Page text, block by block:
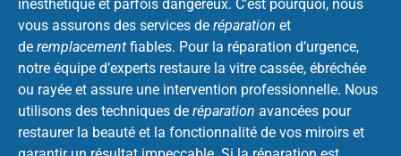
inesthétique et parfois dangereux. C’est pourquoi, nous
vous assurons des services de réparation et
de remplacement fiables. Pour la réparation d’urgence,
notre équipe d’experts restaure la vitre cassée, ébréchée
ou rayée et assure une intervention professionnelle. Nous
utilisons des techniques de réparation avancées pour
restaurer la beauté et la fonctionnalité de vos miroirs et